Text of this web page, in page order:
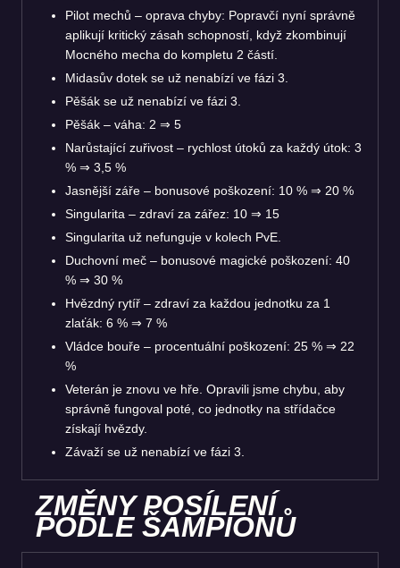
Pilot mechů – oprava chyby: Popravčí nyní správně
aplikují kritický zásah schopností, když zkombinují
Mocného mecha do kompletu 2 částí.
Midasův dotek se už nenabízí ve fázi 3.
Pěšák se už nenabízí ve fázi 3.
Pěšák – váha: 2 ⇒ 5
Narůstající zuřivost – rychlost útoků za každý útok: 3
% ⇒ 3,5 %
Jasnější záře – bonusové poškození: 10 % ⇒ 20 %
Singularita – zdraví za zářez: 10 ⇒ 15
Singularita už nefunguje v kolech PvE.
Duchovní meč – bonusové magické poškození: 40
% ⇒ 30 %
Hvězdný rytíř – zdraví za každou jednotku za 1
zlaťák: 6 % ⇒ 7 %
Vládce bouře – procentuální poškození: 25 % ⇒ 22
%
Veterán je znovu ve hře. Opravili jsme chybu, aby
správně fungoval poté, co jednotky na střídačce
získají hvězdy.
Závaží se už nenabízí ve fázi 3.
ZMĚNY POSÍLENÍ
PODLE ŠAMPIONŮ